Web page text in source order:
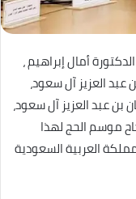
أمال إبراهيم ،
عبد العزيز آل سعود،
عبد العزيز آل سعود،
موسم الحج لهذا
العربية السعودية